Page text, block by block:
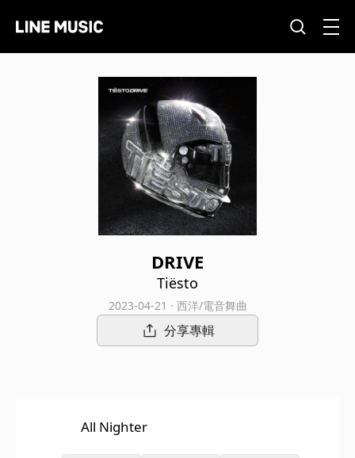
DRIVE
Tiësto
2023-04-21 · 西洋/電音舞曲
分享專輯
All Nighter